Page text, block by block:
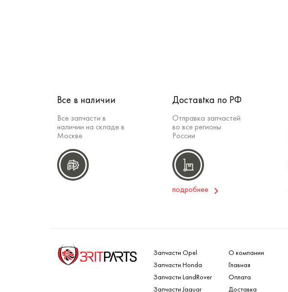
Все в наличии
Все запчасти в
наличии на складе в
Москве
Доставtка по РФ
Отправка запчастей
во все регионы
России
подробнее
Запчасти Opel
Запчасти Honda
Запчасти LandRover
Запчасти Jaguar
О компании
Главная
Оплата
Доставка